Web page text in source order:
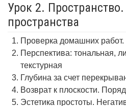
Урок 2.
пространства
Проверка домашних работ.
Перспектива: тональная,
текстурная
Глубина за счет
Возврат к плоскости.
Эстетика простоты.